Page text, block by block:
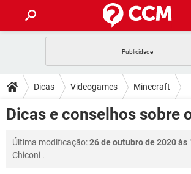
CELULAR FACEBOOK
OUTLOOK EXCEL
GUIA DE COMPRAS
DICAS
JOGOS WHATSAPP
CELULAR FACEBOOK
OUTLOOK EXCEL
DOWNLOADS
CELULAR
FÓRUM
Dicas Videogames Minecraft
Dicas e conselhos sobre
Última modificação:26 de outubro de 2020 às
Chiconi .